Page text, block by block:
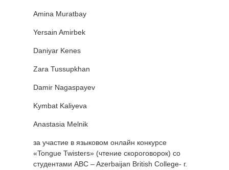
Amina Muratbay
Yersain Amirbek
Daniyar Kenes
Zara Tussupkhan
Damir Nagaspayev
Kymbat Kaliyeva
Anastasia Melnik
за участие в языковом онлайн конкурсе
«Tongue Twisters» (чтение скороговорок) со
студентами ABC – Azerbaijan British College- г.